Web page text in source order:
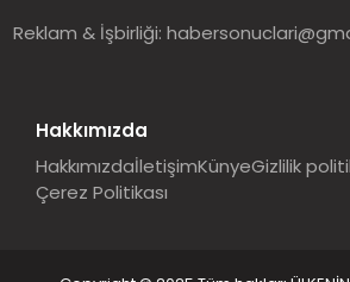
Reklam & İşbirliği:
Hakkımızda
HakkımızdaİletişimKünyeGizlilik
Çerez Politikası